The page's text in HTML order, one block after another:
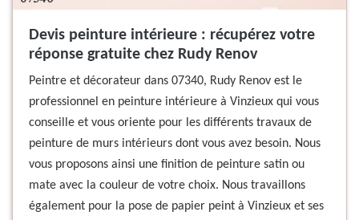
Devis peinture intérieure : récupérez votre
réponse gratuite chez Rudy Renov
Peintre et décorateur dans 07340, Rudy Renov est le
professionnel en peinture intérieure à Vinzieux qui vous
conseille et vous oriente pour les différents travaux de
peinture de murs intérieurs dont vous avez besoin. Nous
vous proposons ainsi une finition de peinture satin ou
mate avec la couleur de votre choix. Nous travaillons
également pour la pose de papier peint à Vinzieux et ses